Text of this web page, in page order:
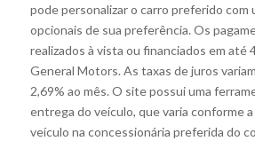
pode personalizar o carro preferido com
opcionais de sua preferência. Os
realizados à vista ou financiados em até
General Motors. As taxas de juros
2,69% ao mês. O site possui uma
entrega do veículo, que varia conforme
veículo na concessionária preferida do